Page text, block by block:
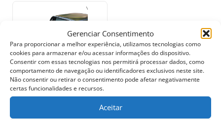
Gerenciar Consentimento
Para proporcionar a melhor experiência, utilizamos tecnologias como
cookies para armazenar e/ou acessar informações do dispositivo.
Consentir com essas tecnologias nos permitirá processar dados, como
comportamento de navegação ou identificadores exclusivos neste site.
Não consentir ou retirar o consentimento pode afetar negativamente
certas funcionalidades e recursos.
Aceitar
incomparáveis em condições de alto estresse.
•
Segurança Reforçada:
Projetado para proteger a
cabine em caso de capotamento, este roll bar oferece
segurança confiável aliada ao estilo.
Adicione uma peça excepcional ao seu equipamento
off-road com esta adição à linha Tessera4x4,
conhecida por acessórios 4x4 premium, duráveis e
robustos.
635$
Descarregar